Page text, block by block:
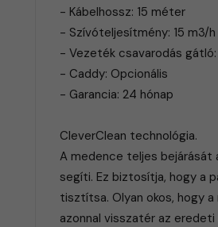
- Kábelhossz: 15 méter
- Szívóteljesítmény: 15 m3/h
- Vezeték csavarodás gátló:
- Caddy: Opcionális
- Garancia: 24 hónap
CleverClean technológia.
A medence teljes
segíti. Ez biztosítja, hogy a
tisztítsa. Olyan okos, hogy
azonnal visszatér az eredeti